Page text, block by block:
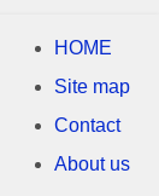
HOME
Site map
Contact
About us